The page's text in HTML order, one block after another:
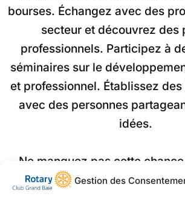
Gestion des
bourses. Échangez avec des
secteur et découvrez des
professionnels. Participez à
séminaires sur le
et professionnel. Établissez
avec des personnes
idées.
Ne manquez pas cette
votre avenir !
Notez cette